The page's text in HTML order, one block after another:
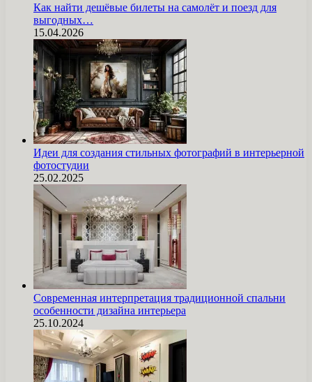
Как найти дешёвые билеты на самолёт и поезд для
выгодных…
15.04.2026
Идеи для создания стильных фотографий в интерьерной
фотостудии
25.02.2025
Современная интерпретация традиционной спальни
особенности дизайна интерьера
25.10.2024